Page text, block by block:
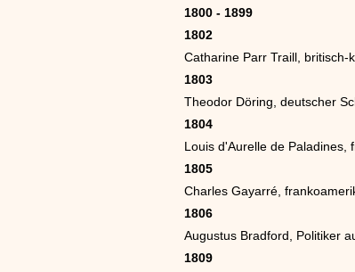
1800 - 1899
1802
Catharine Parr Traill, britisch-
1803
Theodor Döring, deutscher
1804
Louis d'Aurelle de Paladines,
1805
Charles Gayarré,
1806
Augustus Bradford, Politiker
1809